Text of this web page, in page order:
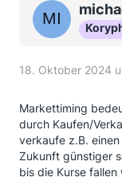
18. Oktober 2024
Markettiming
durch Kaufen/
verkaufe z.B.
Zukunft günstiger
bis die Kurse fallen